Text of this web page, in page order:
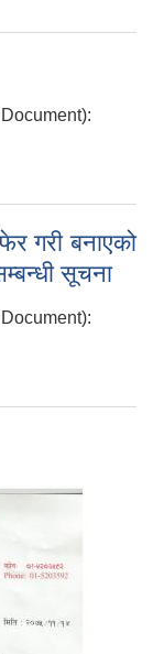
गरी बनाएको
सूचना